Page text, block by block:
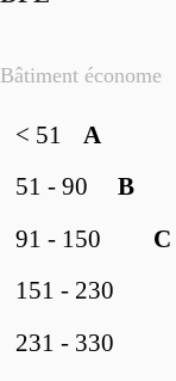
Bâtiment économe
A
< 51
B
51 - 90
C
91 - 150
151 - 230
231 - 330